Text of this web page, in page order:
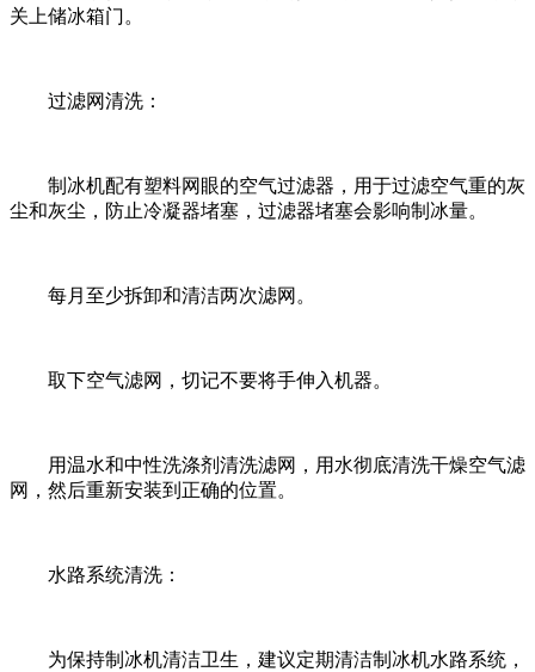
关上储冰箱门。
过滤网清洗：
制冰机配有塑料网眼的空气过滤器，用于过滤空气重的灰
尘和灰尘，防止冷凝器堵塞，过滤器堵塞会影响制冰量。
每月至少拆卸和清洁两次滤网。
取下空气滤网，切记不要将手伸入机器。
用温水和中性洗涤剂清洗滤网，用水彻底清洗干燥空气滤
网，然后重新安装到正确的位置。
水路系统清洗：
为保持制冰机清洁卫生，建议定期清洁制冰机水路系统，